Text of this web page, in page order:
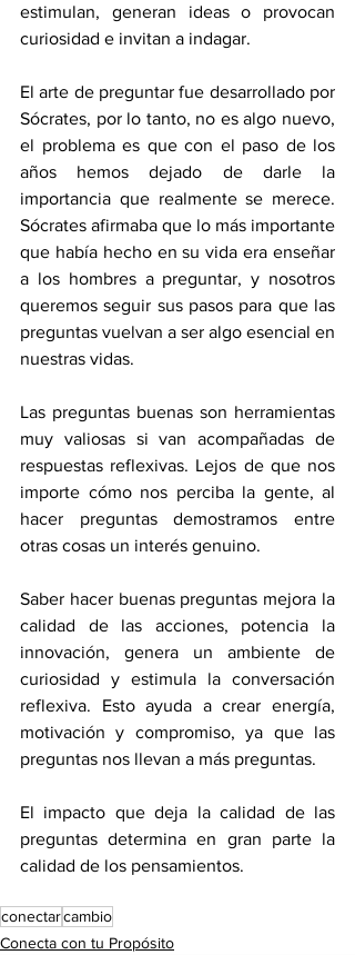
estimulan, generan ideas o provocan
curiosidad e invitan a indagar.
El arte de preguntar fue desarrollado por
Sócrates, por lo tanto, no es algo nuevo,
el problema es que con el paso de los
años hemos dejado de darle la
importancia que realmente se merece.
Sócrates afirmaba que lo más importante
que había hecho en su vida era enseñar
a los hombres a preguntar, y nosotros
queremos seguir sus pasos para que las
preguntas vuelvan a ser algo esencial en
nuestras vidas.
Las preguntas buenas son herramientas
muy valiosas si van acompañadas de
respuestas reflexivas. Lejos de que nos
importe cómo nos perciba la gente, al
hacer preguntas demostramos entre
otras cosas un interés genuino.
Saber hacer buenas preguntas mejora la
calidad de las acciones, potencia la
innovación, genera un ambiente de
curiosidad y estimula la conversación
reflexiva. Esto ayuda a crear energía,
motivación y compromiso, ya que las
preguntas nos llevan a más preguntas.
El impacto que deja la calidad de las
preguntas determina en gran parte la
calidad de los pensamientos.
conectarcambio
Conecta con tu Propósito